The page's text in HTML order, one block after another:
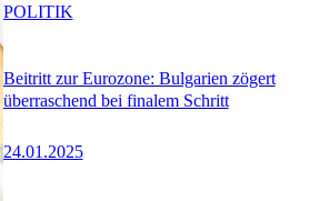
Beitritt zur Eurozone: Bulgarien zögert
überraschend bei finalem Schritt
24.01.2025
POLITIK